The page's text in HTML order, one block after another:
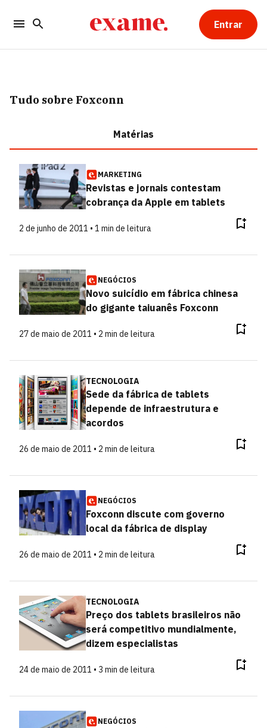
Entrar
Tudo sobre Foxconn
Matérias
MARKETING
Revistas e jornais contestam
cobrança da Apple em tablets
2 de junho de 2011 • 1 min de leitura
NEGÓCIOS
Novo suicídio em fábrica chinesa
do gigante taiuanês Foxconn
27 de maio de 2011 • 2 min de leitura
TECNOLOGIA
Sede da fábrica de tablets
depende de infraestrutura e
acordos
26 de maio de 2011 • 2 min de leitura
NEGÓCIOS
Foxconn discute com governo
local da fábrica de display
26 de maio de 2011 • 2 min de leitura
TECNOLOGIA
Preço dos tablets brasileiros não
será competitivo mundialmente,
dizem especialistas
24 de maio de 2011 • 3 min de leitura
NEGÓCIOS